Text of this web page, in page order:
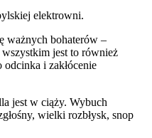
elektrowni.
ważnych bohaterów –
jest to również
i zakłócenie
jest w ciąży. Wybuch
wielki rozbłysk, snop